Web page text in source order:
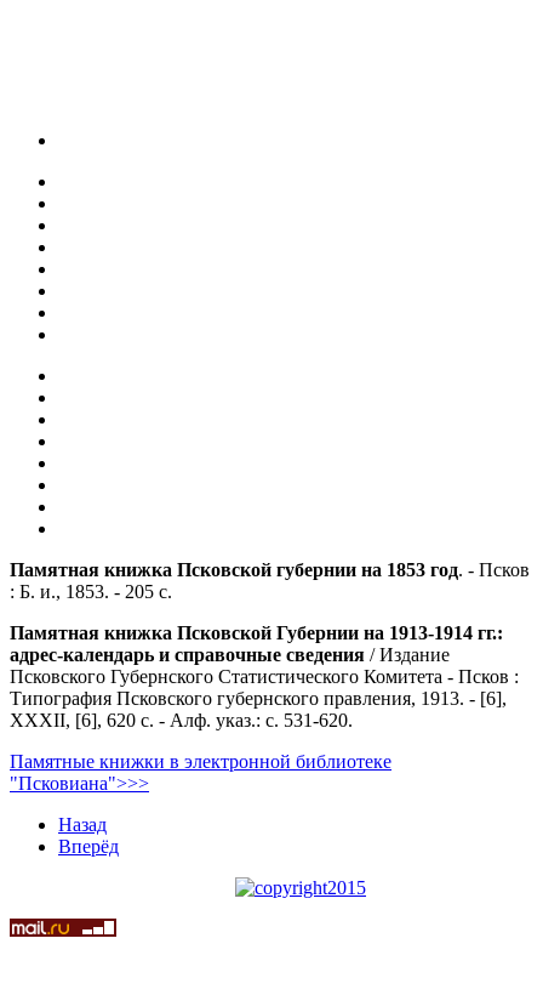
Памятная книжка Псковской губернии на 1853 год. - Псков
: Б. и., 1853. - 205 с.
Памятная книжка Псковской Губернии на 1913-1914 гг.:
адрес-календарь и справочные сведения / Издание
Псковского Губернского Статистического Комитета - Псков :
Типография Псковского губернского правления, 1913. - [6],
XXXII, [6], 620 с. - Алф. указ.: с. 531-620.
Памятные книжки в электронной библиотеке
"Псковиана">>>
Назад
Вперёд